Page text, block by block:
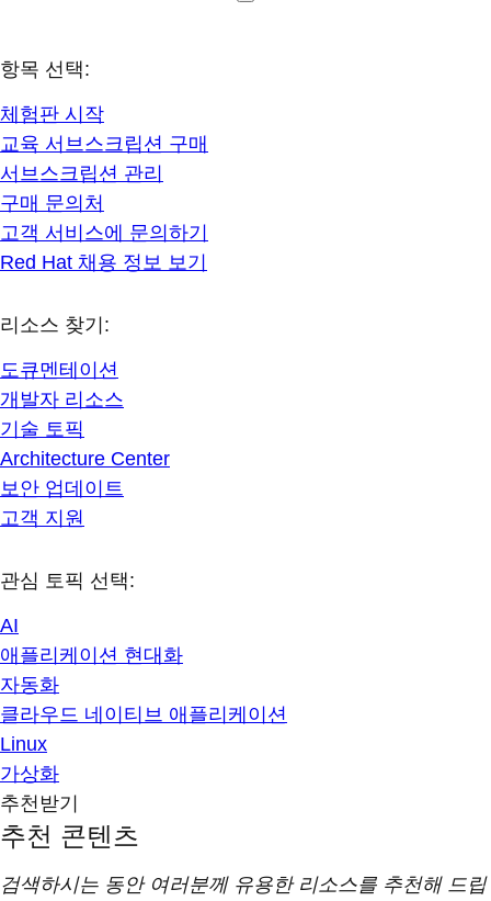
항목 선택:
체험판 시작
교육 서브스크립션 구매
서브스크립션 관리
구매 문의처
고객 서비스에 문의하기
Red Hat 채용 정보 보기
리소스 찾기:
도큐멘테이션
개발자 리소스
기술 토픽
Architecture Center
보안 업데이트
고객 지원
관심 토픽 선택:
AI
애플리케이션 현대화
자동화
클라우드 네이티브 애플리케이션
Linux
가상화
추천받기
추천 콘텐츠
검색하시는 동안 여러분께 유용한 리소스를 추천해 드립